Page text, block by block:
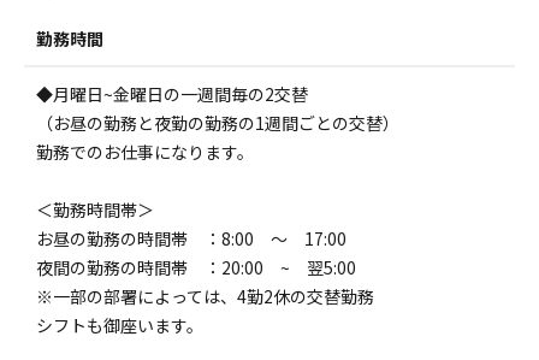
勤務時間
◆月曜日~金曜日の一週間毎の2交替
（お昼の勤務と夜勤の勤務の1週間ごとの交替）
勤務でのお仕事になります。
＜勤務時間帯＞
お昼の勤務の時間帯 ：8:00 ～ 17:00
夜間の勤務の時間帯 ：20:00 ~ 翌5:00
※一部の部署によっては、4勤2休の交替勤務
シフトも御座います。